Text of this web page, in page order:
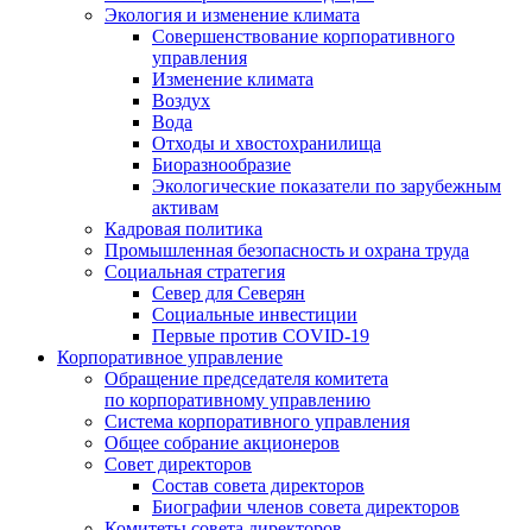
Экология и изменение климата
Совершенствование корпоративного
управления
Изменение климата
Воздух
Вода
Отходы и хвостохранилища
Биоразнообразие
Экологические показатели по зарубежным
активам
Кадровая политика
Промышленная безопасность и охрана труда
Социальная стратегия
Север для Северян
Социальные инвестиции
Первые против COVID‑19
Корпоративное управление
Обращение председателя комитета
по корпоративному управлению
Система корпоративного управления
Общее собрание акционеров
Совет директоров
Состав совета директоров
Биографии членов совета директоров